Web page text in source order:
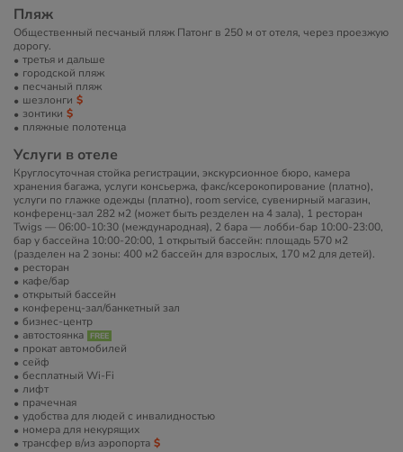
Пляж
Общественный песчаный пляж Патонг в 250 м от отеля, через проезжую
дорогу.
третья и дальше
городской пляж
песчаный пляж
шезлонги
зонтики
пляжные полотенца
Услуги в отеле
Круглосуточная стойка регистрации, экскурсионное бюро, камера
хранения багажа, услуги консьержа, факс/ксерокопирование (платно),
услуги по глажке одежды (платно), room service, сувенирный магазин,
конференц-зал 282 м2 (может быть резделен на 4 зала), 1 ресторан
Twigs — 06:00-10:30 (международная), 2 бара — лобби-бар 10:00-23:00,
бар у бассейна 10:00-20:00, 1 открытый бассейн: площадь 570 м2
(разделен на 2 зоны: 400 м2 бассейн для взрослых, 170 м2 для детей).
ресторан
кафе/бар
открытый бассейн
конференц-зал/банкетный зал
бизнес-центр
автостоянка
прокат автомобилей
сейф
бесплатный Wi-Fi
лифт
прачечная
удобства для людей с инвалидностью
номера для некурящих
трансфер в/из аэропорта